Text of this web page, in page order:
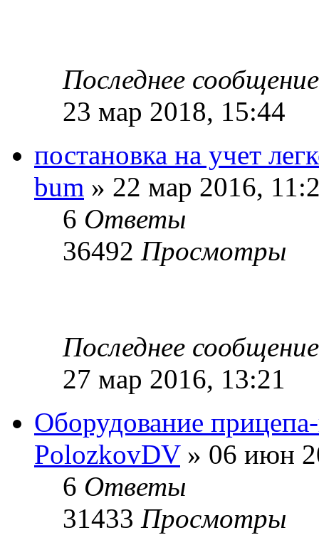
Последнее
23 мар 2018, 15:44
постановка на учет
bum » 22 мар 2016,
6 Ответы
36492 Просмотры
Последнее
27 мар 2016, 13:21
Оборудование
PolozkovDV» 06 июн
6 Ответы
31433 Просмотры